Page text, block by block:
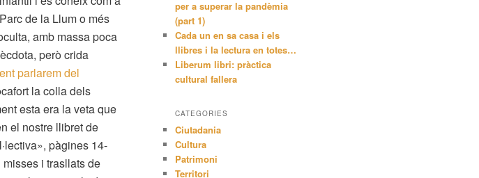
Parc de la Llum o més
amb massa poca
però crida
parlarem del
la colla dels
esta era la veta que
el nostre llibret de
pàgines 14-
i trasllats de
per a superar la pandèmia
(part 1)
Cada un en sa casa i els
llibres i la lectura en totes…
Liberum libri: pràctica
cultural fallera
CATEGORIES
Ciutadania
Cultura
Patrimoni
Territori